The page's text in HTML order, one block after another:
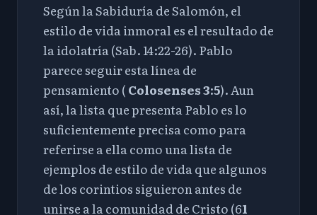
Según la Sabiduría de Salomón, el
estilo de vida inmoral es el resultado de
la idolatría (Sab. 14:22-26). Pablo
parece seguir esta línea de
pensamiento ( Colosenses 3:5). Aun
así, la lista que presenta Pablo es lo
suficientemente precisa como para
referirse a ella como una lista de
ejemplos de estilo de vida que algunos
de los corintios siguieron antes de
unirse a la comunidad de Cristo (61